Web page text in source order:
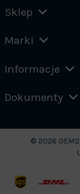
Sklep
Marki
Informacje
Dokumenty
© 2026